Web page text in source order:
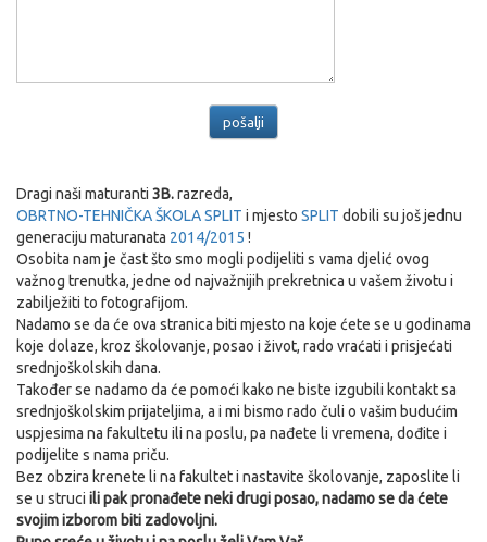
Dragi naši maturanti 3B.razreda,
OBRTNO-TEHNIČKA ŠKOLA SPLIT i mjesto SPLIT dobili su još jednu
generaciju maturanata 2014/2015 !
Osobita nam je čast što smo mogli podijeliti s vama djelić ovog
važnog trenutka, jedne od najvažnijih prekretnica u vašem životu i
zabilježiti to fotografijom.
Nadamo se da će ova stranica biti mjesto na koje ćete se u godinama
koje dolaze, kroz školovanje, posao i život, rado vraćati i prisjećati
srednjoškolskih dana.
Također se nadamo da će pomoći kako ne biste izgubili kontakt sa
srednjoškolskim prijateljima, a i mi bismo rado čuli o vašim budućim
uspjesima na fakultetu ili na poslu, pa nađete li vremena, dođite i
podijelite s nama priču.
Bez obzira krenete li na fakultet i nastavite školovanje, zaposlite li
se u struci ili pak pronađete neki drugi posao, nadamo se da ćete
svojim izborom biti zadovoljni.